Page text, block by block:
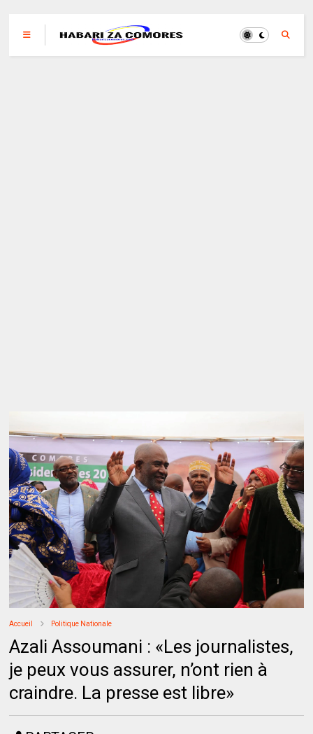
Accueil Politique Nationale
Azali Assoumani : «Les journalistes,
je peux vous assurer, n’ont rien à
craindre. La presse est libre»